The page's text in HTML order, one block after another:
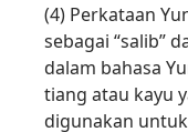
(4) Perkataan
sebagai “salib”
dalam bahasa
tiang atau kayu
digunakan